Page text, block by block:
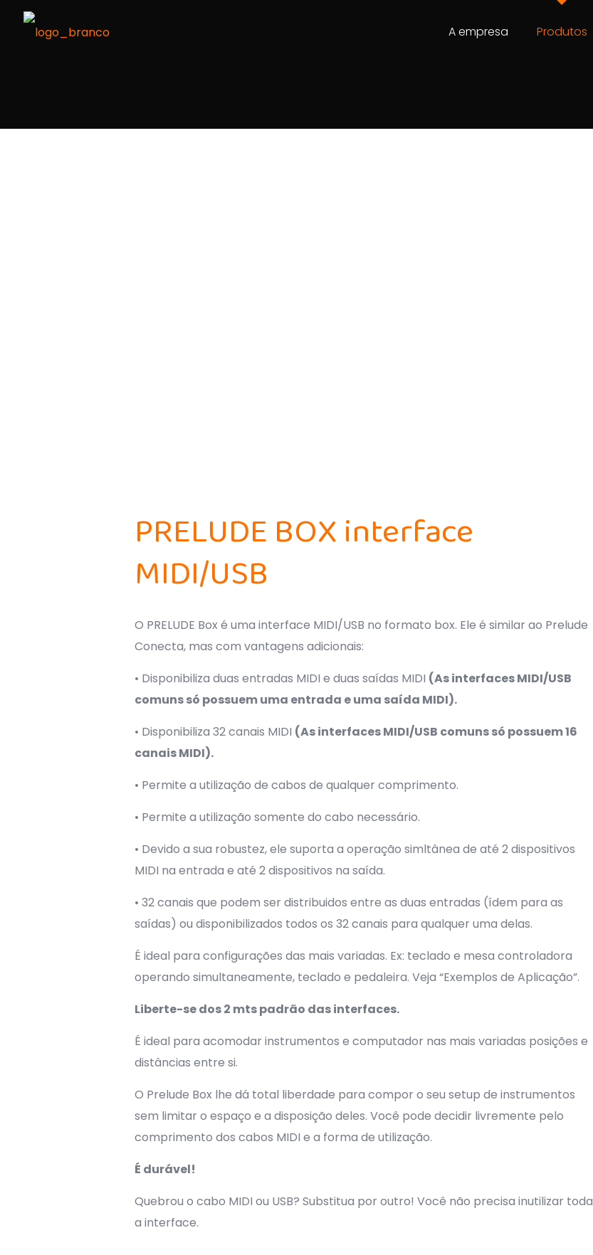
A empresa Produtos
PRELUDE BOX interface
MIDI/USB
O PRELUDE Box é uma interface MIDI/USB no formato box. Ele é similar ao Prelude
Conecta, mas com vantagens adicionais:
• Disponibiliza duas entradas MIDI e duas saídas MIDI (As interfaces MIDI/USB
comuns só possuem uma entrada e uma saída MIDI).
• Disponibiliza 32 canais MIDI (As interfaces MIDI/USB comuns só possuem 16
canais MIDI).
• Permite a utilização de cabos de qualquer comprimento.
• Permite a utilização somente do cabo necessário.
• Devido a sua robustez, ele suporta a operação simltânea de até 2 dispositivos
MIDI na entrada e até 2 dispositivos na saída.
• 32 canais que podem ser distribuidos entre as duas entradas (ídem para as
saídas) ou disponibilizados todos os 32 canais para qualquer uma delas.
É ideal para configurações das mais variadas. Ex: teclado e mesa controladora
operando simultaneamente, teclado e pedaleira. Veja “Exemplos de Aplicação”.
Liberte-se dos 2 mts padrão das interfaces.
É ideal para acomodar instrumentos e computador nas mais variadas posições e
distâncias entre si.
O Prelude Box lhe dá total liberdade para compor o seu setup de instrumentos
sem limitar o espaço e a disposição deles. Você pode decidir livremente pelo
comprimento dos cabos MIDI e a forma de utilização.
É durável!
Quebrou o cabo MIDI ou USB? Substitua por outro! Você não precisa inutilizar toda
a interface.